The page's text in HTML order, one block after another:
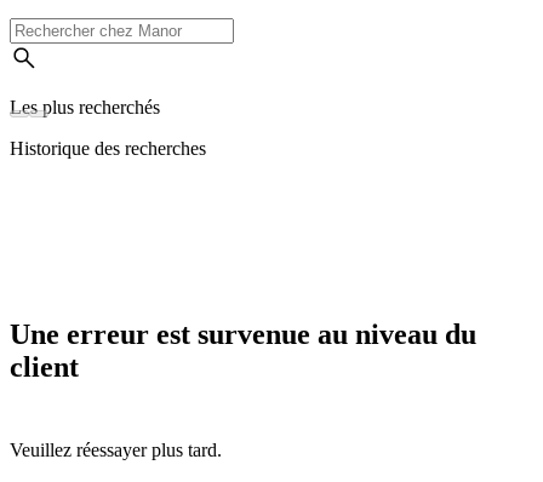
Les plus recherchés
Historique des recherches
Une erreur est survenue au niveau du
client
Veuillez réessayer plus tard.